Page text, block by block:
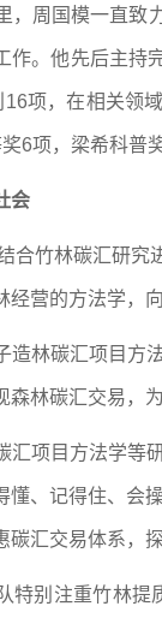
，周国模一直致
作。他先后主持
项，在相关领
6项，梁希科普
会
合竹林碳汇研
经营的方法学，
造林碳汇项目方
森林碳汇交易，
汇项目方法学等
懂、记得住、会
碳汇交易体系，
特别注重竹林提